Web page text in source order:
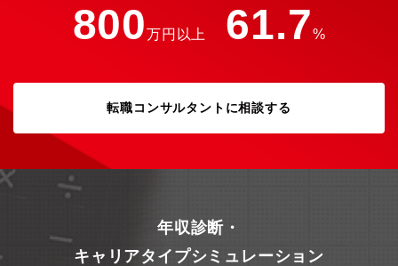
800万円以上 61.7%
転職コンサルタントに相談する
年収診断・
キャリアタイプシミュレーション